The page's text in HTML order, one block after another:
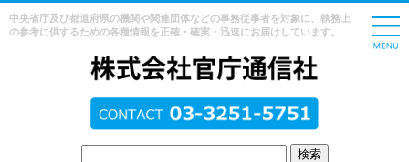
中央省庁及び都道府県の機関や関連団体などの事務従事者を対象に、執務上
の参考に供するための各種情報を正確・確実・迅速にお届けしています。